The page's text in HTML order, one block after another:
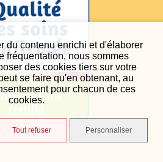
du contenu enrichi et d'élaborer
fréquentation, nous sommes
des cookies tiers sur votre
se faire qu'en obtenant, au
pour chacun de ces
cookies.
Tout refuser Personnaliser